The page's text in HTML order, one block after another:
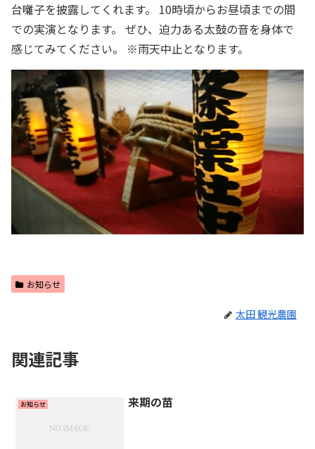
台囃子を披露してくれます。 10時頃からお昼頃までの間
での実演となります。 ぜひ、迫力ある太鼓の音を身体で
感じてみてください。 ※雨天中止となります。
お知らせ
太田 観光農園
関連記事
お知らせ 来期の苗